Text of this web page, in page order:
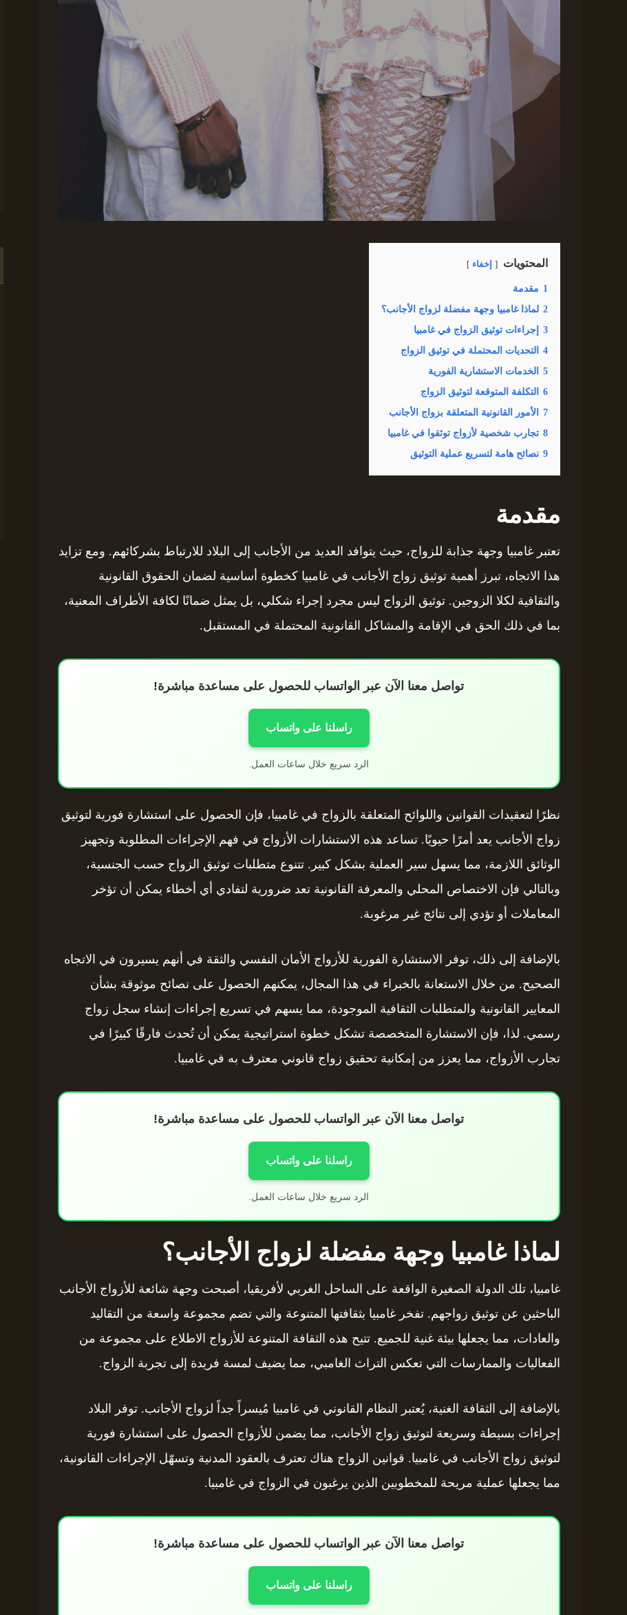
المحتويات إخفاء
1 مقدمة
2 لماذا غامبيا وجهة مفضلة لزواج الأجانب؟
3
إجراءات توثيق الزواج في غامبيا
4
التحديات المحتملة في توثيق الزواج
5
الخدمات الاستشارية الفورية
6
التكلفة المتوقعة لتوثيق الزواج
7
الأمور القانونية المتعلقة بزواج الأجانب
8 تجارب شخصية لأزواج توثقوا في غامبيا
9 نصائح هامة لتسريع عملية التوثيق
مقدمة
تعتبر غامبيا وجهة جذابة للزواج، حيث يتوافد العديد من الأجانب إلى البلاد للارتباط بشركائهم. ومع تزايد
هذا الاتجاه، تبرز أهمية توثيق زواج الأجانب في غامبيا كخطوة أساسية لضمان الحقوق القانونية
والثقافية لكلا الزوجين. توثيق الزواج ليس مجرد إجراء شكلي، بل يمثل ضمانًا لكافة الأطراف المعنية،
بما في ذلك الحق في الإقامة والمشاكل القانونية المحتملة في المستقبل.
تواصل معنا الآن عبر الواتساب للحصول على مساعدة مباشرة!
راسلنا على واتساب
الرد سريع خلال ساعات العمل.
نظرًا لتعقيدات القوانين واللوائح المتعلقة بالزواج في غامبيا، فإن الحصول على استشارة فورية لتوثيق
زواج الأجانب يعد أمرًا حيويًا. تساعد هذه الاستشارات الأزواج في فهم الإجراءات المطلوبة وتجهيز
الوثائق اللازمة، مما يسهل سير العملية بشكل كبير. تتنوع متطلبات توثيق الزواج حسب الجنسية،
وبالتالي فإن الاختصاص المحلي والمعرفة القانونية تعد ضرورية لتفادي أي أخطاء يمكن أن تؤخر
المعاملات أو تؤدي إلى نتائج غير مرغوبة.
بالإضافة إلى ذلك، توفر الاستشارة الفورية للأزواج الأمان النفسي والثقة في أنهم يسيرون في الاتجاه
الصحيح. من خلال الاستعانة بالخبراء في هذا المجال، يمكنهم الحصول على نصائح موثوقة بشأن
المعايير القانونية والمتطلبات الثقافية الموجودة، مما يسهم في تسريع إجراءات إنشاء سجل زواج
رسمي. لذا، فإن الاستشارة المتخصصة تشكل خطوة استراتيجية يمكن أن تُحدث فارقًا كبيرًا في
تجارب الأزواج، مما يعزز من إمكانية تحقيق زواج قانوني معترف به في غامبيا.
تواصل معنا الآن عبر الواتساب للحصول على مساعدة مباشرة!
راسلنا على واتساب
الرد سريع خلال ساعات العمل.
لماذا غامبيا وجهة مفضلة لزواج الأجانب؟
غامبيا، تلك الدولة الصغيرة الواقعة على الساحل الغربي لأفريقيا، أصبحت وجهة شائعة للأزواج الأجانب
الباحثين عن توثيق زواجهم. تفخر غامبيا بثقافتها المتنوعة والتي تضم مجموعة واسعة من التقاليد
والعادات، مما يجعلها بيئة غنية للجميع. تتيح هذه الثقافة المتنوعة للأزواج الاطلاع على مجموعة من
الفعاليات والممارسات التي تعكس التراث الغامبي، مما يضيف لمسة فريدة إلى تجربة الزواج.
بالإضافة إلى الثقافة الغنية، يُعتبر النظام القانوني في غامبيا مُيسراً جداً لزواج الأجانب. توفر البلاد
إجراءات بسيطة وسريعة لتوثيق زواج الأجانب، مما يضمن للأزواج الحصول على استشارة فورية
لتوثيق زواج الأجانب في غامبيا. قوانين الزواج هناك تعترف بالعقود المدنية وتسهّل الإجراءات القانونية،
مما يجعلها عملية مريحة للمخطوبين الذين يرغبون في الزواج في غامبيا.
تواصل معنا الآن عبر الواتساب للحصول على مساعدة مباشرة!
راسلنا على واتساب